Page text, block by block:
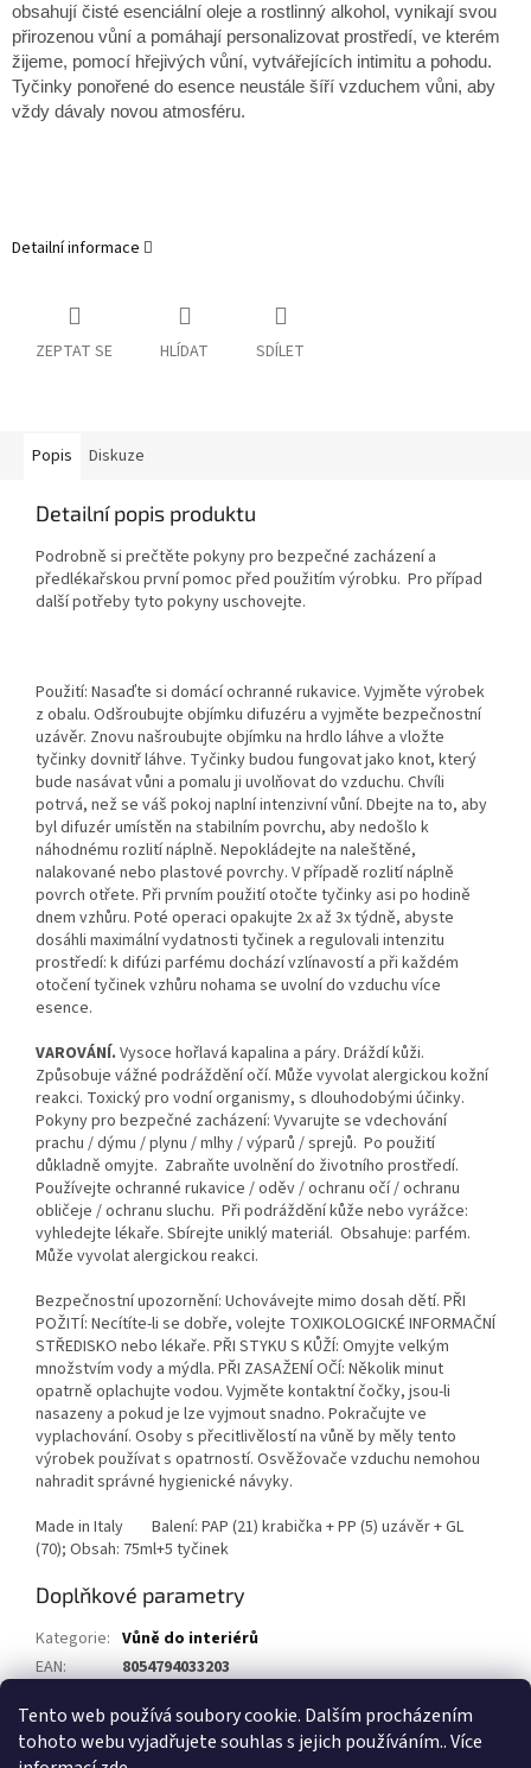
Tento web používá soubory cookie. Dalším procházením
tohoto webu vyjadřujete souhlas s jejich používáním.. Více
obsahují čisté esenciální oleje a rostlinný alkohol, vynikají svou
přirozenou vůní a pomáhají personalizovat prostředí, ve kterém
žijeme, pomocí hřejivých vůní, vytvářejících intimitu a pohodu.
Tyčinky ponořené do esence neustále šíří vzduchem vůni, aby
vždy dávaly novou atmosféru.
Detailní informace
ZEPTAT SE HLÍDAT SDÍLET
Popis Diskuze
Detailní popis produktu
Podrobně si prečtěte pokyny pro bezpečné zacházení a
předlékařskou první pomoc před použitím výrobku. Pro případ
další potřeby tyto pokyny uschovejte.
Použití: Nasaďte si domácí ochranné rukavice. Vyjměte výrobek
z obalu. Odšroubujte objímku difuzéru a vyjměte bezpečnostní
uzávěr. Znovu našroubujte objímku na hrdlo láhve a vložte
tyčinky dovnitř láhve. Tyčinky budou fungovat jako knot, který
bude nasávat vůni a pomalu ji uvolňovat do vzduchu. Chvíli
potrvá, než se váš pokoj naplní intenzivní vůní. Dbejte na to, aby
byl difuzér umístěn na stabilním povrchu, aby nedošlo k
náhodnému rozlití náplně. Nepokládejte na naleštěné,
nalakované nebo plastové povrchy. V případě rozlití náplně
povrch otřete. Při prvním použití otočte tyčinky asi po hodině
dnem vzhůru. Poté operaci opakujte 2x až 3x týdně, abyste
dosáhli maximální vydatnosti tyčinek a regulovali intenzitu
prostředí: k difúzi parfému dochází vzlínavostí a při každém
otočení tyčinek vzhůru nohama se uvolní do vzduchu více
esence.
VAROVÁNÍ. Vysoce hořlavá kapalina a páry. Dráždí kůži.
Způsobuje vážné podráždění očí. Může vyvolat alergickou kožní
reakci. Toxický pro vodní organismy, s dlouhodobými účinky.
Pokyny pro bezpečné zacházení: Vyvarujte se vdechování
prachu / dýmu / plynu / mlhy / výparů / sprejů. Po použití
důkladně omyjte. Zabraňte uvolnění do životního prostředí.
Používejte ochranné rukavice / oděv / ochranu očí / ochranu
obličeje / ochranu sluchu. Při podráždění kůže nebo vyrážce:
vyhledejte lékaře. Sbírejte uniklý materiál. Obsahuje: parfém.
Může vyvolat alergickou reakci.
Bezpečnostní upozornění: Uchovávejte mimo dosah dětí. PŘI
POŽITÍ: Necítíte-li se dobře, volejte TOXIKOLOGICKÉ INFORMAČNÍ
STŘEDISKO nebo lékaře. PŘI STYKU S KŮŽÍ: Omyjte velkým
množstvím vody a mýdla. PŘI ZASAŽENÍ OČÍ: Několik minut
opatrně oplachujte vodou. Vyjměte kontaktní čočky, jsou-li
nasazeny a pokud je lze vyjmout snadno. Pokračujte ve
vyplachování. Osoby s přecitlivělostí na vůně by měly tento
výrobek používat s opatrností. Osvěžovače vzduchu nemohou
nahradit správné hygienické návyky.
Made in Italy Balení: PAP (21) krabička + PP (5) uzávěr + GL
(70); Obsah: 75ml+5 tyčinek
Doplňkové parametry
Kategorie: Vůně do interiérů
EAN:
8054794033203